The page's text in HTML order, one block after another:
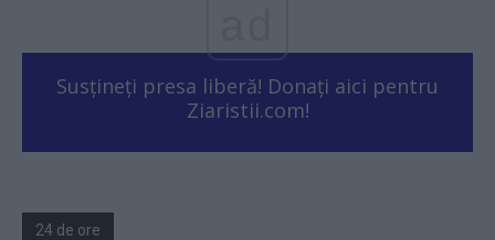
Susțineți presa liberă! Donați aici pentru
Ziaristii.com!
24 de ore